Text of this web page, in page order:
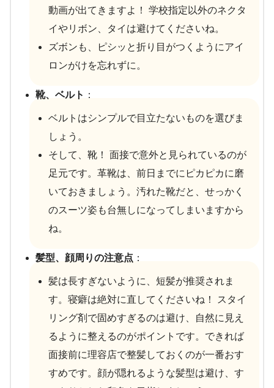
動画が出てきますよ！ 学校指定以外のネクタ
イやリボン、タイは避けてくださいね。
ズボンも、ピシッと折り目がつくようにアイ
ロンがけを忘れずに。
靴、ベルト ：
ベルトはシンプルで目立たないものを選びま
しょう。
そして、靴！ 面接で意外と見られているのが
足元です。革靴は、前日までにピカピカに磨
いておきましょう。汚れた靴だと、せっかく
のスーツ姿も台無しになってしまいますから
ね。
髪型、顔周りの注意点 ：
髪は長すぎないように、短髪が推奨されま
す。寝癖は絶対に直してくださいね！ スタイ
リング剤で固めすぎるのは避け、自然に見え
るように整えるのがポイントです。できれば
面接前に理容店で整髪しておくのが一番おす
すめです。顔が隠れるような髪型は避け、す